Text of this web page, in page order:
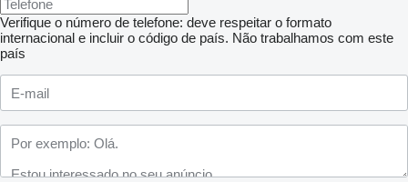
Verifique o número de telefone: deve respeitar o formato
internacional e incluir o código de país. Não trabalhamos com este
país